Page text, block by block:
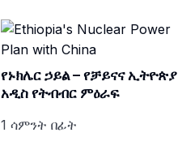
የኑክሌር ኃይል – የቻይናና ኢትዮጵያ
አዲስ የትብብር ምዕራፍ
1 ሳምንት በፊት